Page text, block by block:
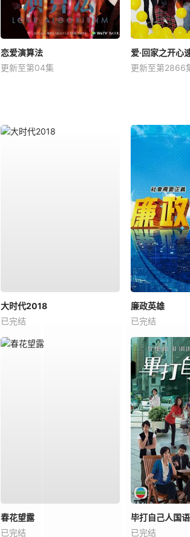
恋爱演算法
更新至第04集
爱·回家之开心
更新至第2866
大时代2018
已完结
廉政英雄
已完结
春花望露
已完结
毕打自己人国语
已完结